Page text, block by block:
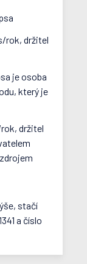
rok, držitel
je osoba
který je
držitel
stačí
a číslo